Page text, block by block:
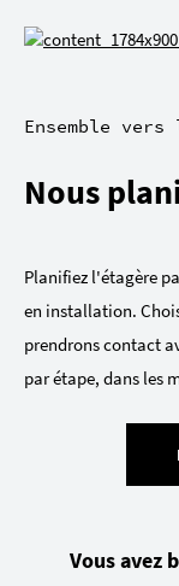
Ensemble
Nous
Planifiez l'étagère
en installation.
prendrons contact
par étape, dans les
Vous avez